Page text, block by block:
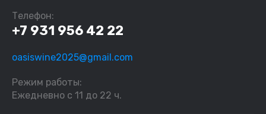
Телефон:
+7 931 956 42 22
oasiswine2025@gmail.com
Режим работы:
Ежедневно с 11 до 22 ч.